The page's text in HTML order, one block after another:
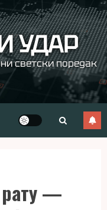
УДАР
светски поредак
рату —